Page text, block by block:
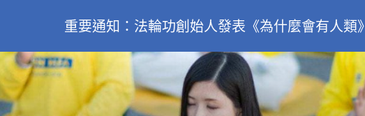
重要通知：法輪功創始人發表《為什麼會有人類》